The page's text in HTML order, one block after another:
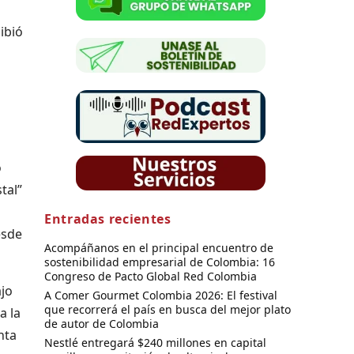
la
Entradas recientes
Acompáñanos en el principal encuentro de
sostenibilidad empresarial de Colombia: 16
Congreso de Pacto Global Red Colombia
A Comer Gourmet Colombia 2026: El festival
que recorrerá el país en busca del mejor plato
de autor de Colombia
Nestlé entregará $240 millones en capital